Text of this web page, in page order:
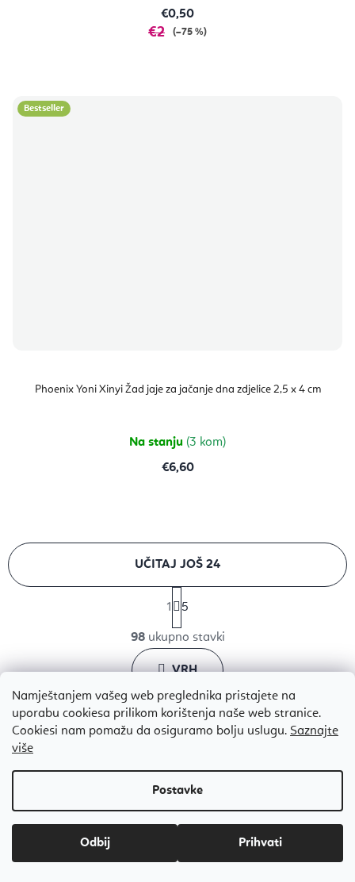
Namještanjem vašeg web preglednika pristajete na
uporabu cookiesa prilikom korištenja naše web stranice.
Cookiesi nam pomažu da osiguramo bolju uslugu. Saznajte
više
Odbij
€0,50
€2 (–75 %)
Bestseller
Phoenix Yoni Xinyi Žad jaje za jačanje dna zdjelice 2,5 x 4 cm
Na stanju (3 kom)
€6,60
K
o
n
t
r
o
i
UČITAJ JOŠ 24
a
g
i
n
a
c
i
a
1 5
98ukupno stavki
VRH